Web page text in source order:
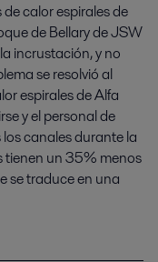
calor espirales de
de Bellary de JSW
incrustación, y no
se resolvió al
espirales de Alfa
y el personal de
canales durante la
tienen un 35% menos
se traduce en una